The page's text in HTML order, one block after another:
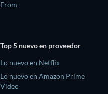
From
Top 5 nuevo en proveedor
Lo nuevo en Netflix
Lo nuevo en Amazon Prime
Video